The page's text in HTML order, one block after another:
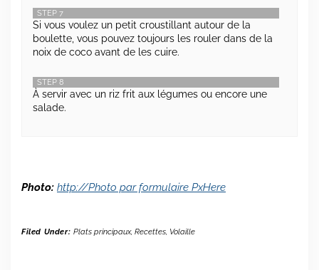
STEP 7
Si vous voulez un petit croustillant autour de la
boulette, vous pouvez toujours les rouler dans de la
noix de coco avant de les cuire.
STEP 8
À servir avec un riz frit aux légumes ou encore une
salade.
Photo: http://Photo par formulaire PxHere
Filed Under: Plats principaux, Recettes, Volaille